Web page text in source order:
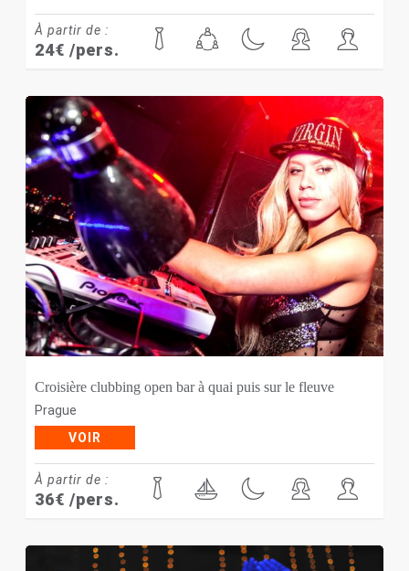
À partir de :
24€ /pers.
Croisière clubbing open bar à quai puis sur le fleuve
Prague
VOIR
À partir de :
36€ /pers.